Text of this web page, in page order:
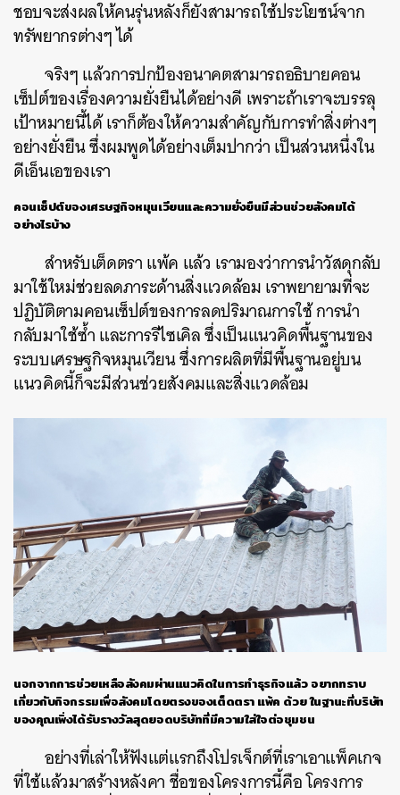
ชอบจะส่งผลให้คนรุ่นหลังก็ยังสามารถใช้ประโยชน์จาก
ทรัพยากรต่างๆ ได้
จริงๆ แล้วการปกป้องอนาคตสามารถอธิบายคอน
เซ็ปต์ของเรื่องความยั่งยืนได้อย่างดี เพราะถ้าเราจะบรรลุ
เป้าหมายนี้ได้ เราก็ต้องให้ความสำคัญกับการทำสิ่งต่างๆ
อย่างยั่งยืน ซึ่งผมพูดได้อย่างเต็มปากว่า เป็นส่วนหนึ่งใน
ดีเอ็นเอของเรา
คอนเซ็ปต์ของเศรษฐกิจหมุนเวียนและความยั่งยืนมีส่วนช่วยสังคมได้
อย่างไรบ้าง
สำหรับเต็ดตรา แพ้ค แล้ว เรามองว่าการนำวัสดุกลับ
มาใช้ใหม่ช่วยลดภาระด้านสิ่งแวดล้อม เราพยายามที่จะ
ปฏิบัติตามคอนเซ็ปต์ของการลดปริมาณการใช้ การนำ
กลับมาใช้ซ้ำ และการรีไซเคิล ซึ่งเป็นแนวคิดพื้นฐานของ
ระบบเศรษฐกิจหมุนเวียน ซึ่งการผลิตที่มีพื้นฐานอยู่บน
แนวคิดนี้ก็จะมีส่วนช่วยสังคมและสิ่งแวดล้อม
นอกจากการช่วยเหลือสังคมผ่านแนวคิดในการทำธุรกิจแล้ว อยากทราบ
เกี่ยวกับกิจกรรมเพื่อสังคมโดยตรงของเต็ดตรา แพ้ค ด้วย ในฐานะที่บริษัท
ของคุณเพิ่งได้รับรางวัลสุดยอดบริษัทที่มีความใส่ใจต่อชุมชน
อย่างที่เล่าให้ฟังแต่แรกถึงโปรเจ็กต์ที่เราเอาแพ็คเกจ
ที่ใช้แล้วมาสร้างหลังคา ชื่อของโครงการนี้คือ โครงการ